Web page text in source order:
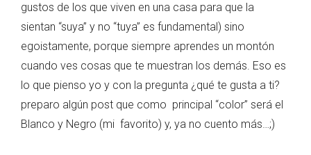
gustos de los que viven en una casa para que la
sientan “suya” y no “tuya” es fundamental) sino
egoistamente, porque siempre aprendes un montón
cuando ves cosas que te muestran los demás. Eso es
lo que pienso yo y con la pregunta ¿qué te gusta a ti?
preparo algún post que como principal “color” será el
Blanco y Negro (mi favorito) y, ya no cuento más…;)